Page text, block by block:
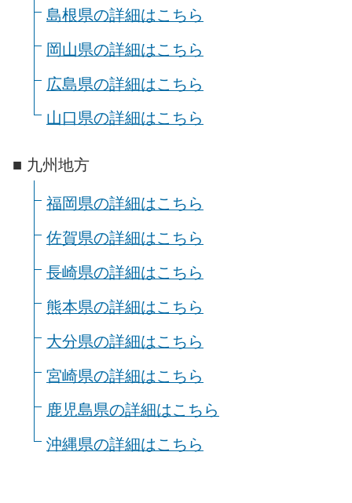
島根県の詳細はこちら
岡山県の詳細はこちら
広島県の詳細はこちら
山口県の詳細はこちら
■ 九州地方
福岡県の詳細はこちら
佐賀県の詳細はこちら
長崎県の詳細はこちら
熊本県の詳細はこちら
大分県の詳細はこちら
宮崎県の詳細はこちら
鹿児島県の詳細はこちら
沖縄県の詳細はこちら